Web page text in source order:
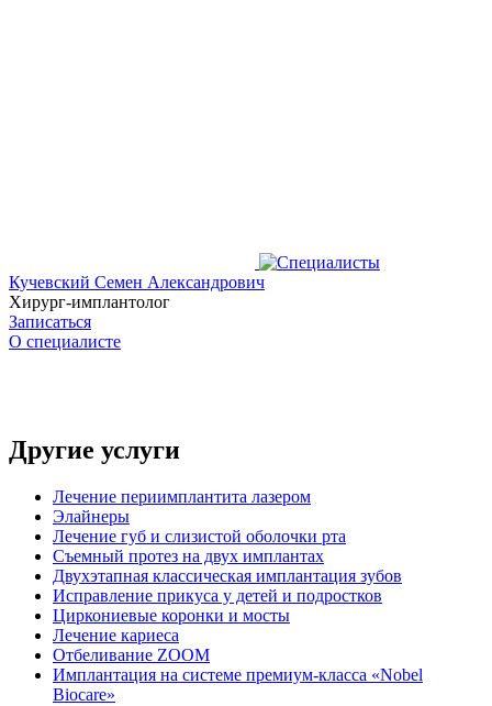
Кучевский Семен Александрович
Хирург-имплантолог
Записаться
О специалисте
Другие услуги
Лечение периимплантита лазером
Элайнеры
Лечение губ и слизистой оболочки рта
Съемный протез на двух имплантах
Двухэтапная классическая имплантация зубов
Исправление прикуса у детей и подростков
Циркониевые коронки и мосты
Лечение кариеса
Отбеливание ZOOM
Имплантация на системе премиум-класса «Nobel
Biocare»